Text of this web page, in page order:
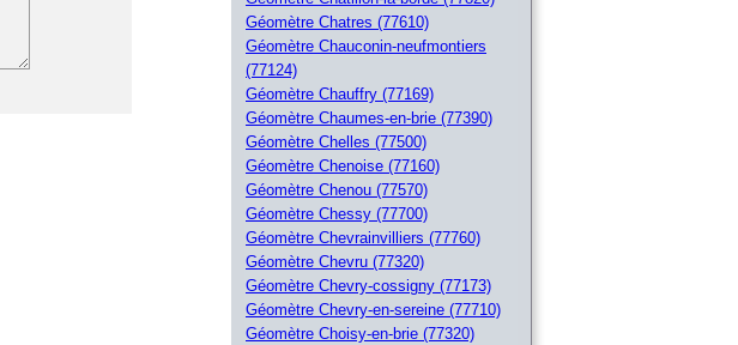
Géomètre Chatres (77610)
Géomètre Chauconin-neufmontiers
(77124)
Géomètre Chauffry (77169)
Géomètre Chaumes-en-brie (77390)
Géomètre Chelles (77500)
Géomètre Chenoise (77160)
Géomètre Chenou (77570)
Géomètre Chessy (77700)
Géomètre Chevrainvilliers (77760)
Géomètre Chevru (77320)
Géomètre Chevry-cossigny (77173)
Géomètre Chevry-en-sereine (77710)
Géomètre Choisy-en-brie (77320)